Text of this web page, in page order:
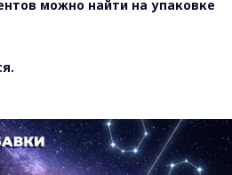
можно найти на упаковке